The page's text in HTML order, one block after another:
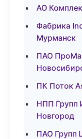
АО
Фабрика
Мурманск
ПАО
ПК Поток
НПП Групп
Новгород
ПАО Групп